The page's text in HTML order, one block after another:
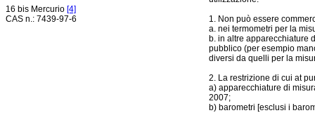
16 bis Mercurio [4]
CAS n.: 7439-97-6
1. Non può essere
a. nei termometri per la
b. in altre apparecchiature
pubblico (per esempio
diversi da quelli per la
2. La restrizione di cui at
a) apparecchiature di
2007;
b) barometri [esclusi i